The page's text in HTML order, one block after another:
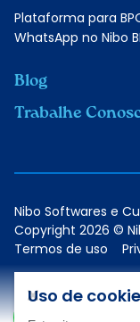
Plataforma para
WhatsApp no Nibo
Blog
Trabalhe
Termos de uso
Copyright 2026 ©
Nibo Softwares e
Uso de